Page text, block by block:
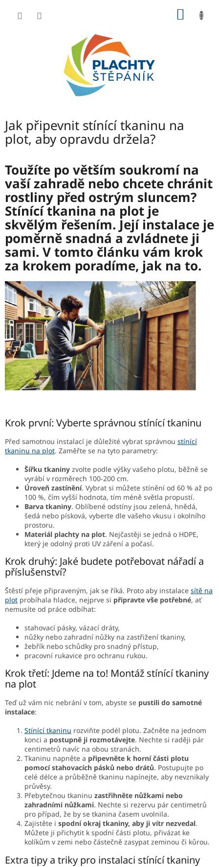
Jak připevnit stínící tkaninu na
plot, aby opravdu držela?
Toužíte po větším soukromí na
vaší zahradě nebo chcete chránit
rostliny před ostrým sluncem?
Stínící tkanina na plot je
skvělým řešením. Její instalace je
poměrně snadná a zvládnete ji
sami. V tomto článku vám krok
za krokem poradíme, jak na to.
Krok první: Vyberte správnou stínící tkaninu
Před samotnou instalací je důležité vybrat správnou stínící
tkaninu na plot. Zaměřte se na tyto parametry:
Šířku tkaniny zvolte podle výšky vašeho plotu, běžně se
vyrábí v rozměrech 100-200 cm.
Úroveň zastínění. Vybrat si můžete stínění od 60 % až po
100 %, čím vyšší hodnota, tím méně světla propustí.
Barva tkaniny. Oblíbené odstíny jsou zelená, hnědá,
šedá nebo písková, vyberte dle vašeho vkusu i okolního
prostoru.
Materiál plachty na plot. Nejčastěji se jedná o HDPE,
který je odolný proti UV záření a počasí.
Krok druhý: Jaké budete potřebovat nářadí a
příslušenství?
Štěstí přeje připraveným, jak se říká. Proto aby instalace sítě na
plot probíhala hladce, nejprve si připravte vše potřebné, ať
nemusíte od práce odbíhat:
stahovací pásky, vázací dráty,
nůžky nebo zahradní nůžky na zastřižení tkaniny,
žebřík nebo schůdky pro snadný přístup,
pracovní rukavice pro ochranu rukou.
Krok třetí: Jdeme na to! Montáž stínící tkaniny
na plot
Teď už vám nic nebrání v tom, abyste se pustili do samotné
instalace:
Stínící tkaninu rozviňte podél plotu. Začněte na jednom
konci a postupně ji rozmotávejte. Nechte si raději pár
centimetrů navíc na obou stranách.
Tkaninu napněte a připevněte k horní části plotu
pomocí stahovacích pásků nebo drátů. Postupujte po
celé délce a průběžně tkaninu napínejte, aby nevznikaly
průvěsy.
Přebytečnou tkaninu zastřihněte nůžkami nebo
zahradními nůžkami. Nechte si rezervu pár centimetrů
pro případ, že by se tkanina časem uvolnila.
Zajistěte i spodní okraj tkaniny, aby ji vítr nezvedal.
Můžete ji přichytit k spodní části plotu, přivázat ke
kolíkům v zemi nebo částečně zasypat zeminou či kůrou.
Extra tipy a triky pro instalaci stínící tkaniny